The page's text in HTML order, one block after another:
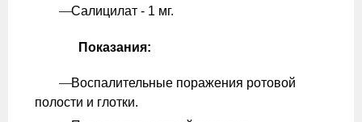
Салицилат - 1 мг.
Показания:
Воспалительные поражения ротовой
полости и глотки.